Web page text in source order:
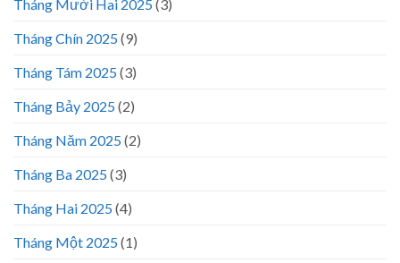
Tháng Mười Hai 2025(3)
Tháng Chín 2025(9)
Tháng Tám 2025(3)
Tháng Bảy 2025(2)
Tháng Năm 2025(2)
Tháng Ba 2025(3)
Tháng Hai 2025(4)
Tháng Một 2025(1)